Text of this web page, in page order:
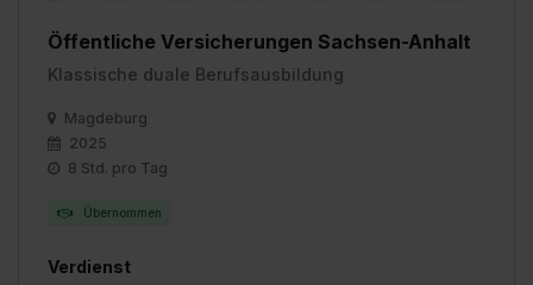
Öffentliche Versicherungen Sachsen-Anhalt
Klassische duale Berufsausbildung
Magdeburg
2025
8 Std. pro Tag
Übernommen
Verdienst